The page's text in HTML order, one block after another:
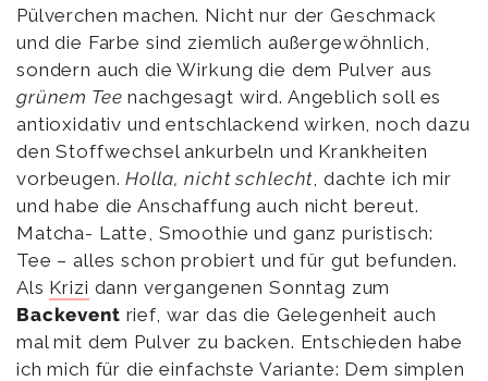
Pülverchen machen. Nicht nur der Geschmack
und die Farbe sind ziemlich außergewöhnlich,
sondern auch die Wirkung die dem Pulver aus
grünem Tee nachgesagt wird. Angeblich soll es
antioxidativ und entschlackend wirken, noch dazu
den Stoffwechsel ankurbeln und Krankheiten
vorbeugen.Holla, nicht schlecht, dachte ich mir
und habe die Anschaffung auch nicht bereut.
Matcha- Latte, Smoothie und ganz puristisch:
Tee – alles schon probiert und für gut befunden.
Als Krizi dann vergangenen Sonntag zum
Backevent rief, war das die Gelegenheit auch
mal mit dem Pulver zu backen. Entschieden habe
ich mich für die einfachste Variante: Dem simplen